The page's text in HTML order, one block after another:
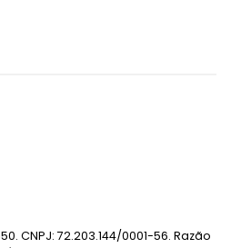
CNPJ: 72.203.144/0001-56. Razão